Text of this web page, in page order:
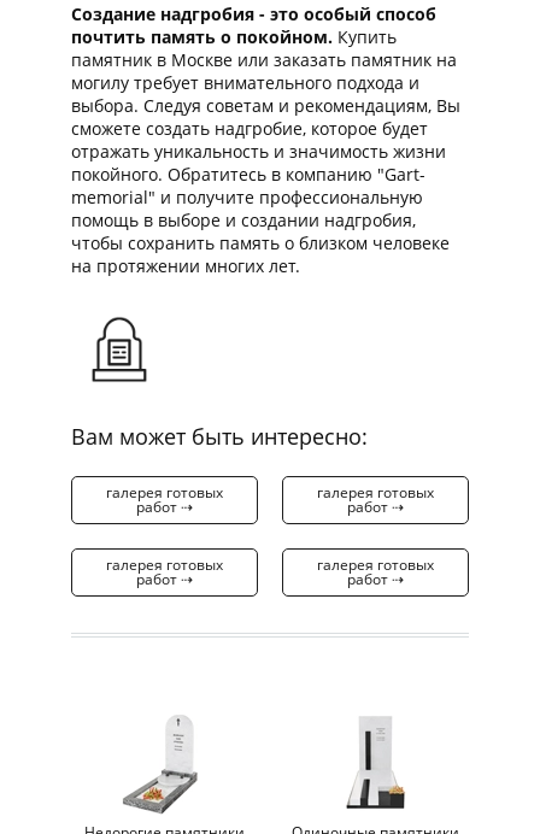
Создание надгробия - это особый способ
почтить память о покойном. Купить
памятник в Москве или заказать памятник на
могилу требует внимательного подхода и
выбора. Следуя советам и рекомендациям, Вы
сможете создать надгробие, которое будет
отражать уникальность и значимость жизни
покойного. Обратитесь в компанию "Gart-
memorial" и получите профессиональную
помощь в выборе и создании надгробия,
чтобы сохранить память о близком человеке
на протяжении многих лет.
Вам может быть интересно:
галерея готовых
работ ⇢
галерея готовых
работ ⇢
галерея готовых
работ ⇢
галерея готовых
работ ⇢